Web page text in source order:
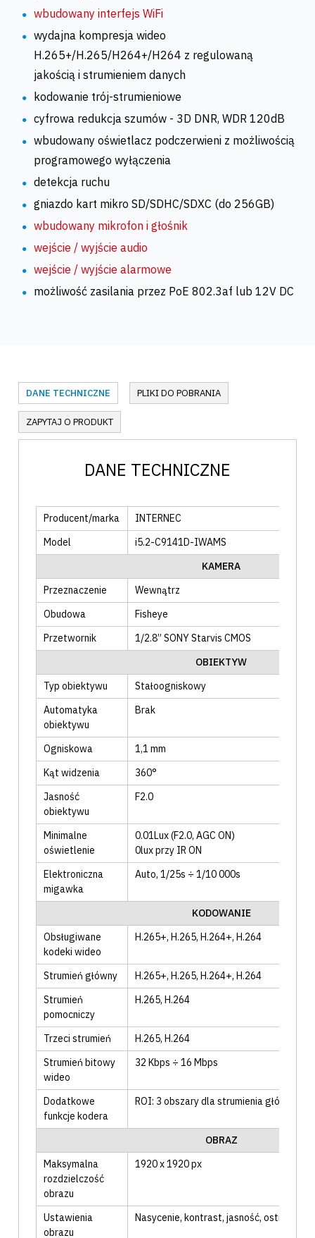
wbudowany interfejs WiFi
wydajna kompresja wideo
H.265+/H.265/H264+/H264 z regulowaną
jakością i strumieniem danych
kodowanie trój-strumieniowe
cyfrowa redukcja szumów - 3D DNR, WDR 120dB
wbudowany oświetlacz podczerwieni z możliwością
programowego wyłączenia
detekcja ruchu
gniazdo kart mikro SD/SDHC/SDXC (do 256GB)
wbudowany mikrofon i głośnik
wejście / wyjście audio
wejście / wyjście alarmowe
możliwość zasilania przez PoE 802.3af lub 12V DC
DANE TECHNICZNE PLIKI DO POBRANIA
ZAPYTAJ O PRODUKT
DANE TECHNICZNE
Producent/marka
INTERNEC
Model
i5.2-C9141D-IWAMS
KAMERA
Przeznaczenie
Wewnątrz
Obudowa
Fisheye
Przetwornik
1/2.8” SONY Starvis CMOS
OBIEKTYW
Typ obiektywu
Stałoogniskowy
Automatyka
obiektywu
Brak
Ogniskowa
1,1 mm
Kąt widzenia
360°
Jasność
obiektywu
F2.0
Minimalne
oświetlenie
0.01Lux (F2.0, AGC ON)
0lux przy IR ON
Elektroniczna
migawka
Auto, 1/25s ÷ 1/10 000s
KODOWANIE
Obsługiwane
kodeki wideo
H.265+, H.265, H.264+, H.264
Strumień główny H.265+, H.265, H.264+, H.264
Strumień
pomocniczy
H.265, H.264
Trzeci strumień H.265, H.264
Strumień bitowy
wideo
32 Kbps ÷ 16 Mbps
Dodatkowe
funkcje kodera
ROI: 3 obszary dla strumienia głównego
OBRAZ
Maksymalna
rozdzielczość
obrazu
1920 x 1920 px
Ustawienia
obrazu
Nasycenie, kontrast, jasność, ostrość